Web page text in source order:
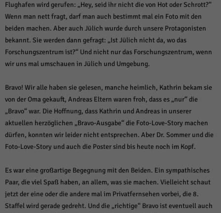
Flughafen wird gerufen: „Hey, seid ihr nicht die von Hot oder Schrott?“
Wenn man nett fragt, darf man auch bestimmt mal ein Foto mit den
beiden machen. Aber auch Jülich wurde durch unsere Protagonisten
bekannt. Sie werden dann gefragt: „Ist Jülich nicht da, wo das
Forschungszentrum ist?“ Und nicht nur das Forschungszentrum, wenn
wir uns mal umschauen in Jülich und Umgebung.
Bravo! Wir alle haben sie gelesen, manche heimlich, Kathrin bekam sie
von der Oma gekauft, Andreas Eltern waren froh, dass es „nur“ die
„Bravo“ war. Die Hoffnung, dass Kathrin und Andreas in unserer
aktuellen herzöglichen „Bravo-Ausgabe“ die Foto-Love-Story machen
dürfen, konnten wir leider nicht entsprechen. Aber Dr. Sommer und die
Foto-Love-Story und auch die Poster sind bis heute noch im Kopf.
Es war eine großartige Begegnung mit den Beiden. Ein sympathisches
Paar, die viel Spaß haben, an allem, was sie machen. Vielleicht schaut
jetzt der eine oder die andere mal im Privatfernsehen vorbei, die 8.
Staffel wird gerade gedreht. Und die „richtige“ Bravo ist eventuell auch